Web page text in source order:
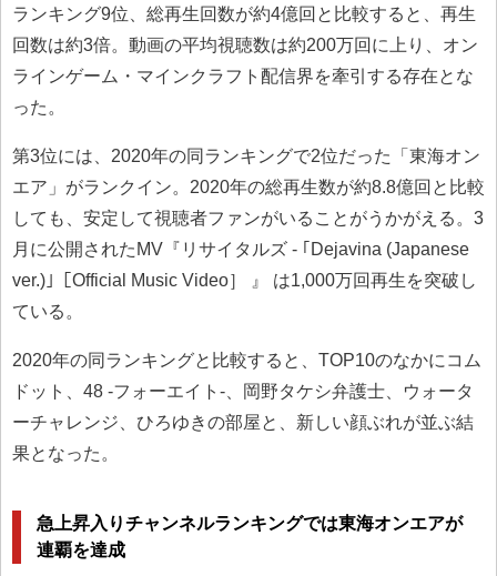
ランキング9位、総再生回数が約4億回と比較すると、再生
回数は約3倍。動画の平均視聴数は約200万回に上り、オン
ラインゲーム・マインクラフト配信界を牽引する存在とな
った。
第3位には、2020年の同ランキングで2位だった「東海オン
エア」がランクイン。2020年の総再生数が約8.8億回と比較
しても、安定して視聴者ファンがいることがうかがえる。3
月に公開されたMV『リサイタルズ - ｢Dejavina (Japanese
ver.)｣［Official Music Video］ 』 は1,000万回再生を突破し
ている。
2020年の同ランキングと比較すると、TOP10のなかにコム
ドット、48 -フォーエイト-、岡野タケシ弁護士、ウォータ
ーチャレンジ、ひろゆきの部屋と、新しい顔ぶれが並ぶ結
果となった。
急上昇入りチャンネルランキングでは東海オンエアが
連覇を達成